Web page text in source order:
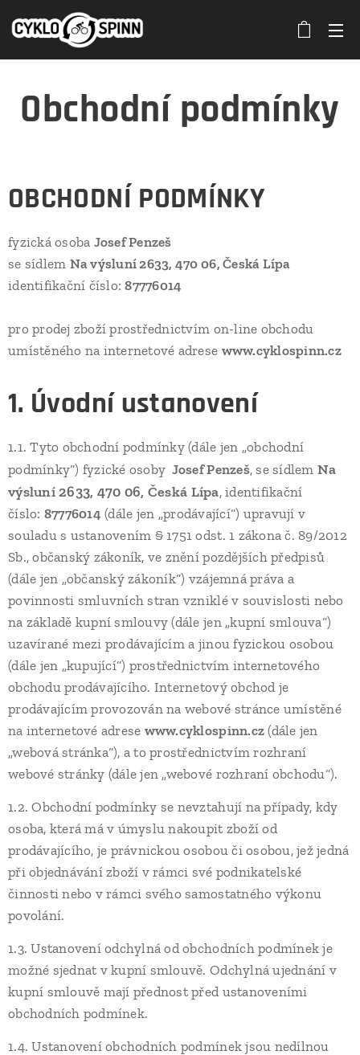
Obchodní podmínky
OBCHODNÍ PODMÍNKY
fyzická osoba Josef Penzeš
se sídlem Na výsluní 2633, 470 06, Česká Lípa
identifikační číslo:87776014
pro prodej zboží prostřednictvím on-line obchodu
umístěného na internetové adrese www.cyklospinn.cz
1. Úvodní ustanovení
1.1. Tyto obchodní podmínky (dále jen „obchodní
podmínky“) fyzické osoby Josef Penzeš, se sídlem Na
výsluní 2633, 470 06, Česká Lípa, identifikační
číslo: 87776014 (dále jen „prodávající“) upravují v
souladu s ustanovením § 1751 odst. 1 zákona č. 89/2012
Sb., občanský zákoník, ve znění pozdějších předpisů
(dále jen „občanský zákoník“) vzájemná práva a
povinnosti smluvních stran vzniklé v souvislosti nebo
na základě kupní smlouvy (dále jen „kupní smlouva“)
uzavírané mezi prodávajícím a jinou fyzickou osobou
(dále jen „kupující“) prostřednictvím internetového
obchodu prodávajícího. Internetový obchod je
prodávajícím provozován na webové stránce umístěné
na internetové adrese www.cyklospinn.cz (dále jen
„webová stránka“), a to prostřednictvím rozhraní
webové stránky (dále jen „webové rozhraní obchodu“).
1.2. Obchodní podmínky se nevztahují na případy, kdy
osoba, která má v úmyslu nakoupit zboží od
prodávajícího, je právnickou osobou či osobou, jež jedná
při objednávání zboží v rámci své podnikatelské
činnosti nebo v rámci svého samostatného výkonu
povolání.
1.3. Ustanovení odchylná od obchodních podmínek je
možné sjednat v kupní smlouvě. Odchylná ujednání v
kupní smlouvě mají přednost před ustanoveními
obchodních podmínek.
1.4. Ustanovení obchodních podmínek jsou nedílnou